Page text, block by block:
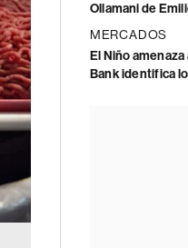
Ollamani de
MERCADOS
El Niño
Bank identifica